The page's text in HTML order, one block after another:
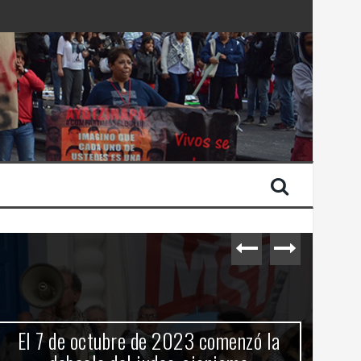
de Israel
El 7 de octubre de 2023 comenzó la